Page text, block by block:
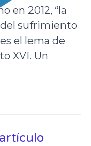
en 2012, “la
del sufrimiento
el lema de
XVI. Un